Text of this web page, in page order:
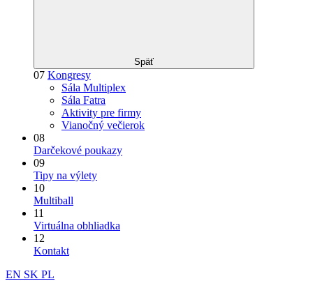
Späť
07 Kongresy
Sála Multiplex
Sála Fatra
Aktivity pre firmy
Vianočný večierok
08
Darčekové poukazy
09
Tipy na výlety
10
Multiball
11
Virtuálna obhliadka
12
Kontakt
EN SK PL